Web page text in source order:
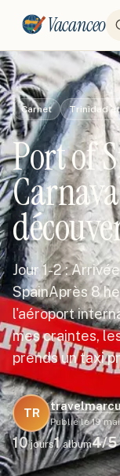
Vacanceo
Carnet Trinidad et
Port of
Jour 1-2 :
SpainAprès 8
l'aéroport
mes craintes,
prends un taxi
TR
Publié le 19
10jours1album4/5